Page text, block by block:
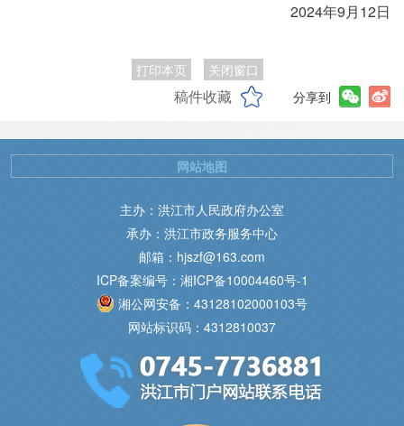
2024年9月12日
打印本页 关闭窗口
稿件收藏 分享到
主办：洪江市人民政府办公室
承办：洪江市政务服务中心
邮箱：hjszf@163.com
ICP备案编号：湘ICP备10004460号-1
湘公网安备：43128102000103号
网站标识码：4312810037
网站地图